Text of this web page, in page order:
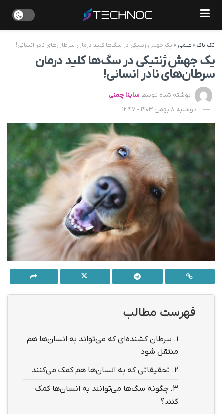
تک ناک» علمی » یک جهش ژنتیکی در سگ‌ها کلید درمان سرطان‌های نادر انسانی!
یک جهش ژنتیکی در سگ‌ها کلید درمان
سرطان‌های نادر انسانی!
نوشته شده توسط ساینا چمنی
دوشنبه 8 بهمن 1403 - 12:47
فهرست مطالب
1. سرطان کشنده‌ای که می‌تواند به انسان‌ها هم
منتقل شود
2. تحقیقاتی که به انسان‌ها هم کمک می‌کنند
3. چگونه سگ‌ها می‌توانند به انسان‌ها کمک
کنند؟